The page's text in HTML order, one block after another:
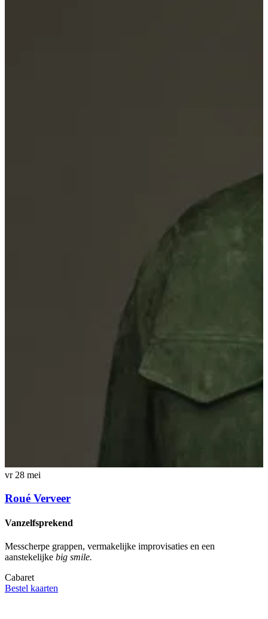
vr 28 mei
Roué Verveer
Vanzelfsprekend
Messcherpe grappen, vermakelijke improvisaties en een
aanstekelijke big smile.
Cabaret
Bestel kaarten